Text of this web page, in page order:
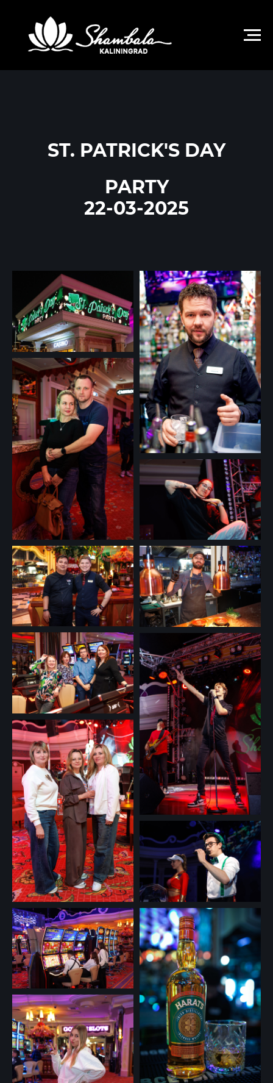
ST. PATRICK'S DAY
PARTY
22-03-2025